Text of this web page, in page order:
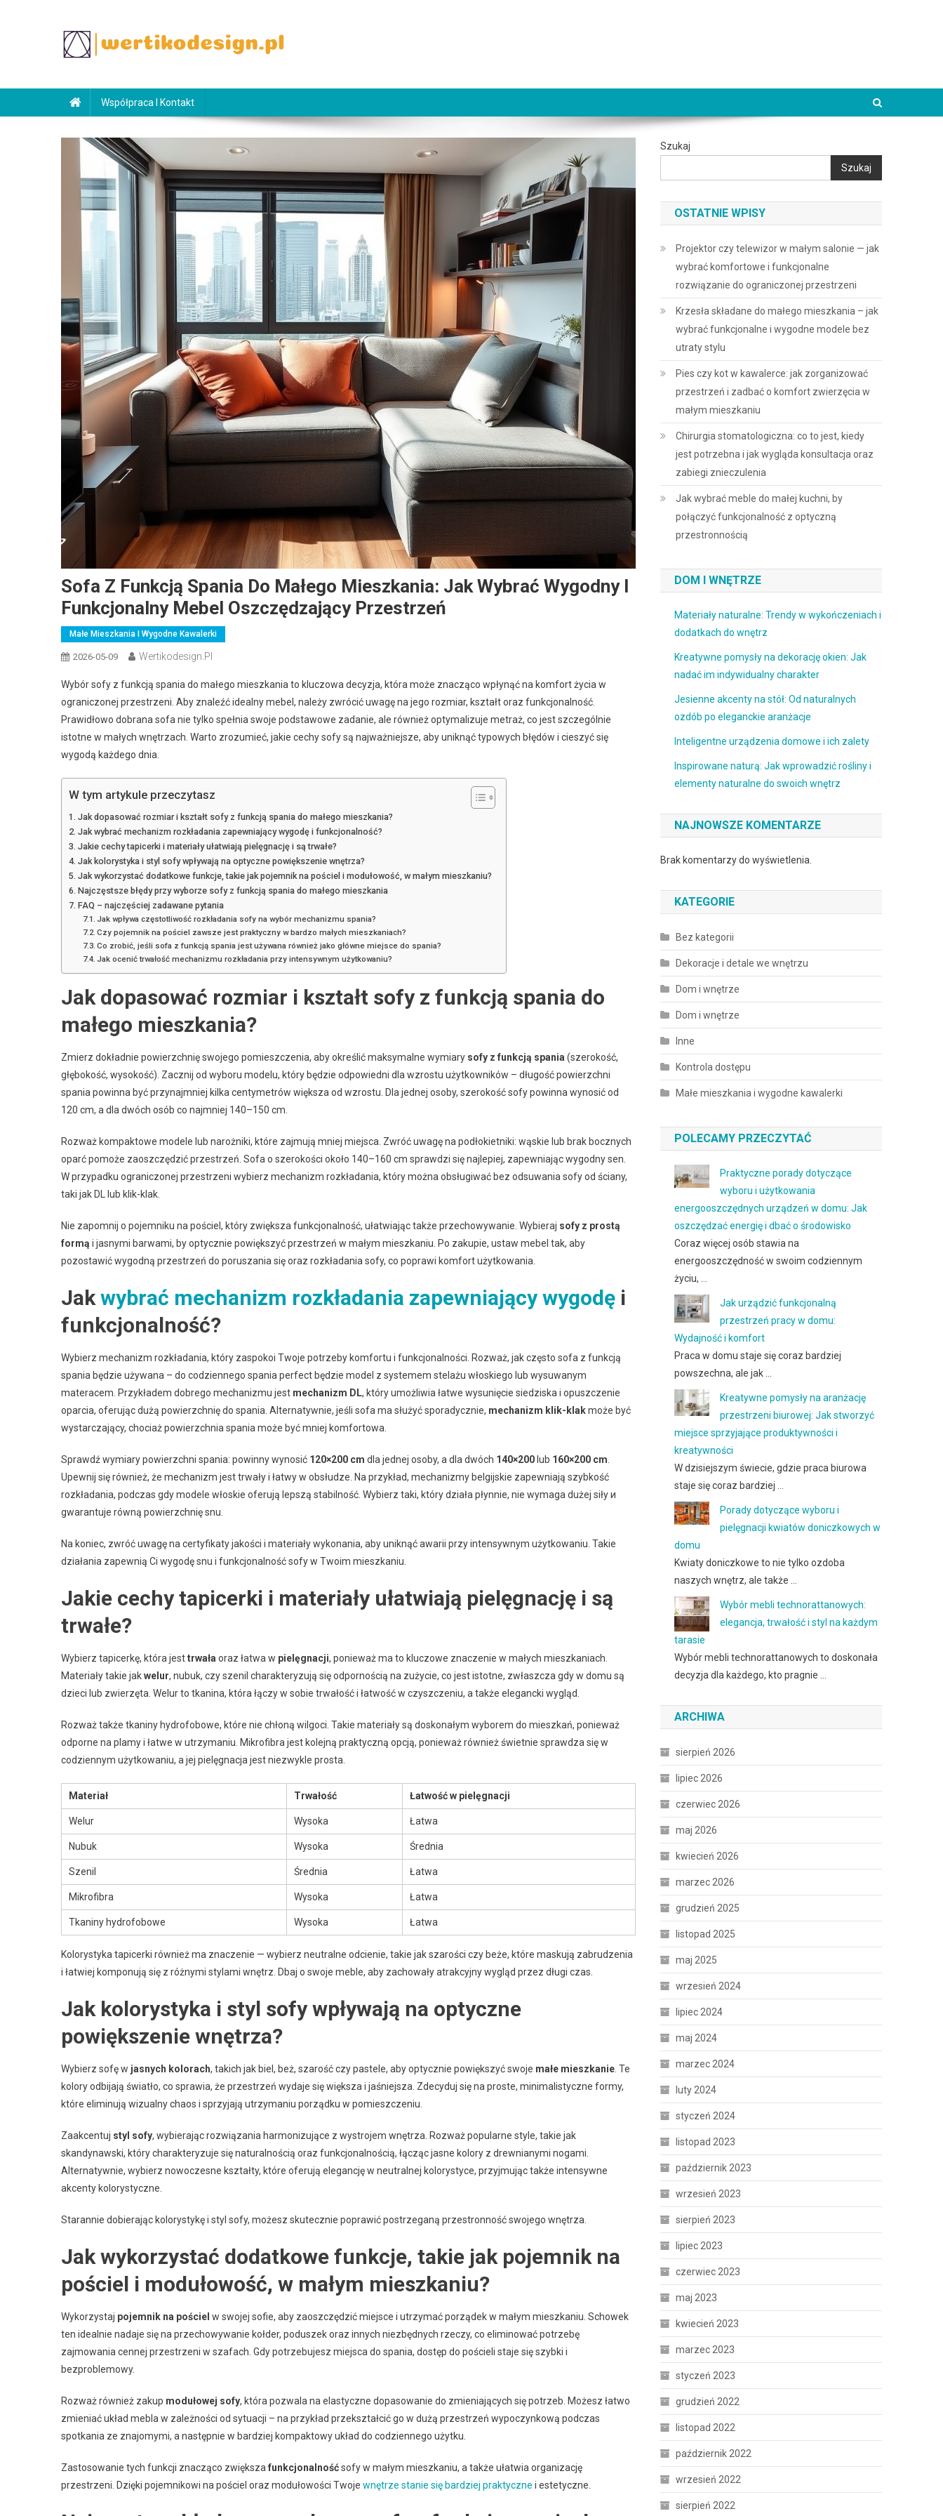
Współpraca I Kontakt
Sofa Z Funkcją Spania Do Małego Mieszkania: Jak Wybrać Wygodny I
Funkcjonalny Mebel Oszczędzający Przestrzeń
Małe Mieszkania I Wygodne Kawalerki
2026-05-09 Wertikodesign.pl
Wybór sofy z funkcją spania do małego mieszkania to kluczowa decyzja, która może znacząco wpłynąć na komfort życia w
ograniczonej przestrzeni. Aby znaleźć idealny mebel, należy zwrócić uwagę na jego rozmiar, kształt oraz funkcjonalność.
Prawidłowo dobrana sofa nie tylko spełnia swoje podstawowe zadanie, ale również optymalizuje metraż, co jest szczególnie
istotne w małych wnętrzach. Warto zrozumieć, jakie cechy sofy są najważniejsze, aby uniknąć typowych błędów i cieszyć się
wygodą każdego dnia.
W tym artykule przeczytasz
Jak dopasować rozmiar i kształt sofy z funkcją spania do małego mieszkania?
Jak wybrać mechanizm rozkładania zapewniający wygodę i funkcjonalność?
Jakie cechy tapicerki i materiały ułatwiają pielęgnację i są trwałe?
Jak kolorystyka i styl sofy wpływają na optyczne powiększenie wnętrza?
Jak wykorzystać dodatkowe funkcje, takie jak pojemnik na pościel i modułowość, w małym mieszkaniu?
Najczęstsze błędy przy wyborze sofy z funkcją spania do małego mieszkania
FAQ – najczęściej zadawane pytania
Jak wpływa częstotliwość rozkładania sofy na wybór mechanizmu spania?
Czy pojemnik na pościel zawsze jest praktyczny w bardzo małych mieszkaniach?
Co zrobić, jeśli sofa z funkcją spania jest używana również jako główne miejsce do spania?
Jak ocenić trwałość mechanizmu rozkładania przy intensywnym użytkowaniu?
Jak dopasować rozmiar i kształt sofy z funkcją spania do
małego mieszkania?
Zmierz dokładnie powierzchnię swojego pomieszczenia, aby określić maksymalne wymiary sofy z funkcją spania(szerokość,
głębokość, wysokość). Zacznij od wyboru modelu, który będzie odpowiedni dla wzrostu użytkowników – długość powierzchni
spania powinna być przynajmniej kilka centymetrów większa od wzrostu. Dla jednej osoby, szerokość sofy powinna wynosić od
120 cm, a dla dwóch osób co najmniej 140–150 cm.
Rozważ kompaktowe modele lub narożniki, które zajmują mniej miejsca. Zwróć uwagę na podłokietniki: wąskie lub brak bocznych
oparć pomoże zaoszczędzić przestrzeń. Sofa o szerokości około 140–160 cm sprawdzi się najlepiej, zapewniając wygodny sen.
W przypadku ograniczonej przestrzeni wybierz mechanizm rozkładania, który można obsługiwać bez odsuwania sofy od ściany,
taki jak DL lub klik-klak.
Nie zapomnij o pojemniku na pościel, który zwiększa funkcjonalność, ułatwiając także przechowywanie. Wybieraj sofy z prostą
formą i jasnymi barwami, by optycznie powiększyć przestrzeń w małym mieszkaniu. Po zakupie, ustaw mebel tak, aby
pozostawić wygodną przestrzeń do poruszania się oraz rozkładania sofy, co poprawi komfort użytkowania.
Jakwybrać mechanizm rozkładania zapewniający wygodę i
funkcjonalność?
Wybierz mechanizm rozkładania, który zaspokoi Twoje potrzeby komfortu i funkcjonalności. Rozważ, jak często sofa z funkcją
spania będzie używana – do codziennego spania perfect będzie model z systemem stelażu włoskiego lub wysuwanym
materacem. Przykładem dobrego mechanizmu jest mechanizm DL, który umożliwia łatwe wysunięcie siedziska i opuszczenie
oparcia, oferując dużą powierzchnię do spania. Alternatywnie, jeśli sofa ma służyć sporadycznie, mechanizm klik-klakmoże być
wystarczający, chociaż powierzchnia spania może być mniej komfortowa.
Sprawdź wymiary powierzchni spania: powinny wynosić 120×200 cm dla jednej osoby, a dla dwóch 140×200 lub 160×200 cm.
Upewnij się również, że mechanizm jest trwały i łatwy w obsłudze. Na przykład, mechanizmy belgijskie zapewniają szybkość
rozkładania, podczas gdy modele włoskie oferują lepszą stabilność. Wybierz taki, który działa płynnie, nie wymaga dużej siły и
gwarantuje równą powierzchnię snu.
Na koniec, zwróć uwagę na certyfikaty jakości i materiały wykonania, aby uniknąć awarii przy intensywnym użytkowaniu. Takie
działania zapewnią Ci wygodę snu i funkcjonalność sofy w Twoim mieszkaniu.
Jakie cechy tapicerki i materiały ułatwiają pielęgnację i są
trwałe?
Wybierz tapicerkę, która jesttrwałaoraz łatwa w pielęgnacji, ponieważ ma to kluczowe znaczenie w małych mieszkaniach.
Materiały takie jakwelur, nubuk, czy szenil charakteryzują się odpornością na zużycie, co jest istotne, zwłaszcza gdy w domu są
dzieci lub zwierzęta. Welur to tkanina, która łączy w sobie trwałość i łatwość w czyszczeniu, a także elegancki wygląd.
Rozważ także tkaniny hydrofobowe, które nie chłoną wilgoci. Takie materiały są doskonałym wyborem do mieszkań, ponieważ
odporne na plamy i łatwe w utrzymaniu. Mikrofibra jest kolejną praktyczną opcją, ponieważ również świetnie sprawdza się w
codziennym użytkowaniu, a jej pielęgnacja jest niezwykle prosta.
Materiał Trwałość Łatwość w pielęgnacji
Welur Wysoka Łatwa
Nubuk Wysoka Średnia
Szenil Średnia Łatwa
Mikrofibra Wysoka Łatwa
Tkaniny hydrofobowe Wysoka Łatwa
Kolorystyka tapicerki również ma znaczenie — wybierz neutralne odcienie, takie jak szarości czy beże, które maskują zabrudzenia
i łatwiej komponują się z różnymi stylami wnętrz. Dbaj o swoje meble, aby zachowały atrakcyjny wygląd przez długi czas.
Jak kolorystyka i styl sofy wpływają na optyczne
powiększenie wnętrza?
Wybierz sofę w jasnych kolorach, takich jak biel, beż, szarość czy pastele, aby optycznie powiększyć swoje małe mieszkanie. Te
kolory odbijają światło, co sprawia, że przestrzeń wydaje się większa i jaśniejsza. Zdecyduj się na proste, minimalistyczne formy,
które eliminują wizualny chaos i sprzyjają utrzymaniu porządku w pomieszczeniu.
Zaakcentuj styl sofy, wybierając rozwiązania harmonizujące z wystrojem wnętrza. Rozważ popularne style, takie jak
skandynawski, który charakteryzuje się naturalnością oraz funkcjonalnością, łącząc jasne kolory z drewnianymi nogami.
Alternatywnie, wybierz nowoczesne kształty, które oferują elegancję w neutralnej kolorystyce, przyjmując także intensywne
akcenty kolorystyczne.
Starannie dobierając kolorystykę i styl sofy, możesz skutecznie poprawić postrzeganą przestronność swojego wnętrza.
Jak wykorzystać dodatkowe funkcje, takie jak pojemnik na
pościel i modułowość, w małym mieszkaniu?
Wykorzystaj pojemnik na pościel w swojej sofie, aby zaoszczędzić miejsce i utrzymać porządek w małym mieszkaniu. Schowek
ten idealnie nadaje się na przechowywanie kołder, poduszek oraz innych niezbędnych rzeczy, co eliminować potrzebę
zajmowania cennej przestrzeni w szafach. Gdy potrzebujesz miejsca do spania, dostęp do pościeli staje się szybki i
bezproblemowy.
Rozważ również zakup modułowej sofy, która pozwala na elastyczne dopasowanie do zmieniających się potrzeb. Możesz łatwo
zmieniać układ mebla w zależności od sytuacji – na przykład przekształcić go w dużą przestrzeń wypoczynkową podczas
spotkania ze znajomymi, a następnie w bardziej kompaktowy układ do codziennego użytku.
Zastosowanie tych funkcji znacząco zwiększafunkcjonalnośćsofy w małym mieszkaniu, a także ułatwia organizację
przestrzeni. Dzięki pojemnikowi na pościel oraz modułowości Twoje wnętrze stanie się bardziej praktyczne i estetyczne.
Szukaj
Szukaj
OSTATNIE WPISY
Projektor czy telewizor w małym salonie — jak
wybrać komfortowe i funkcjonalne
rozwiązanie do ograniczonej przestrzeni
Krzesła składane do małego mieszkania – jak
wybrać funkcjonalne i wygodne modele bez
utraty stylu
Pies czy kot w kawalerce: jak zorganizować
przestrzeń i zadbać o komfort zwierzęcia w
małym mieszkaniu
Chirurgia stomatologiczna: co to jest, kiedy
jest potrzebna i jak wygląda konsultacja oraz
zabiegi znieczulenia
Jak wybrać meble do małej kuchni, by
połączyć funkcjonalność z optyczną
przestronnością
DOM I WNĘTRZE
Materiały naturalne: Trendy w wykończeniach i
dodatkach do wnętrz
Kreatywne pomysły na dekorację okien: Jak
nadać im indywidualny charakter
Jesienne akcenty na stół: Od naturalnych
ozdób po eleganckie aranżacje
Inteligentne urządzenia domowe i ich zalety
Inspirowane naturą: Jak wprowadzić rośliny i
elementy naturalne do swoich wnętrz
NAJNOWSZE KOMENTARZE
Brak komentarzy do wyświetlenia.
KATEGORIE
Bez kategorii
Dekoracje i detale we wnętrzu
Dom i wnętrze
Dom i wnętrze
Inne
Kontrola dostępu
Małe mieszkania i wygodne kawalerki
POLECAMY PRZECZYTAĆ
Praktyczne porady dotyczące
wyboru i użytkowania
energooszczędnych urządzeń w domu: Jak
oszczędzać energię i dbać o środowisko
Coraz więcej osób stawia na
energooszczędność w swoim codziennym
życiu, …
Jak urządzić funkcjonalną
przestrzeń pracy w domu:
Wydajność i komfort
Praca w domu staje się coraz bardziej
powszechna, ale jak …
Kreatywne pomysły na aranżację
przestrzeni biurowej: Jak stworzyć
miejsce sprzyjające produktywności i
kreatywności
W dzisiejszym świecie, gdzie praca biurowa
staje się coraz bardziej …
Porady dotyczące wyboru i
pielęgnacji kwiatów doniczkowych w
domu
Kwiaty doniczkowe to nie tylko ozdoba
naszych wnętrz, ale także …
Wybór mebli technorattanowych:
elegancja, trwałość i styl na każdym
tarasie
Wybór mebli technorattanowych to doskonała
decyzja dla każdego, kto pragnie …
ARCHIWA
sierpień 2026
lipiec 2026
czerwiec 2026
maj 2026
kwiecień 2026
marzec 2026
grudzień 2025
listopad 2025
maj 2025
wrzesień 2024
lipiec 2024
maj 2024
marzec 2024
luty 2024
styczeń 2024
listopad 2023
październik 2023
wrzesień 2023
sierpień 2023
lipiec 2023
czerwiec 2023
maj 2023
kwiecień 2023
marzec 2023
styczeń 2023
grudzień 2022
listopad 2022
październik 2022
wrzesień 2022
sierpień 2022